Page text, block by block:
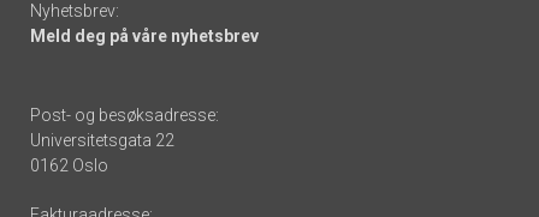
Nyhetsbrev:
Meld deg på våre nyhetsbrev
Post- og besøksadresse:
Universitetsgata 22
0162 Oslo